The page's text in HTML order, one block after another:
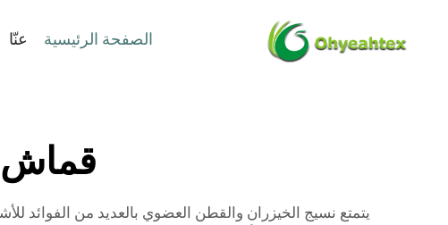
الصفحة الرئيسية عنّا
قماش
يتمتع نسيج الخيزران والقطن العضوي بالعديد من الفوائد